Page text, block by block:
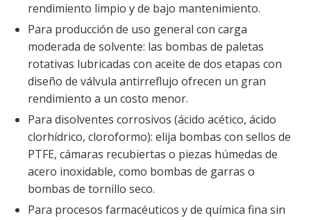
rendimiento limpio y de bajo mantenimiento.
Para producción de uso general con carga
moderada de solvente: las bombas de paletas
rotativas lubricadas con aceite de dos etapas con
diseño de válvula antirreflujo ofrecen un gran
rendimiento a un costo menor.
Para disolventes corrosivos (ácido acético, ácido
clorhídrico, cloroformo): elija bombas con sellos de
PTFE, cámaras recubiertas o piezas húmedas de
acero inoxidable, como bombas de garras o
bombas de tornillo seco.
Para procesos farmacéuticos y de química fina sin